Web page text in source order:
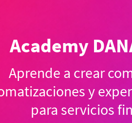
Academy
Aprende a crear
y
para servicios